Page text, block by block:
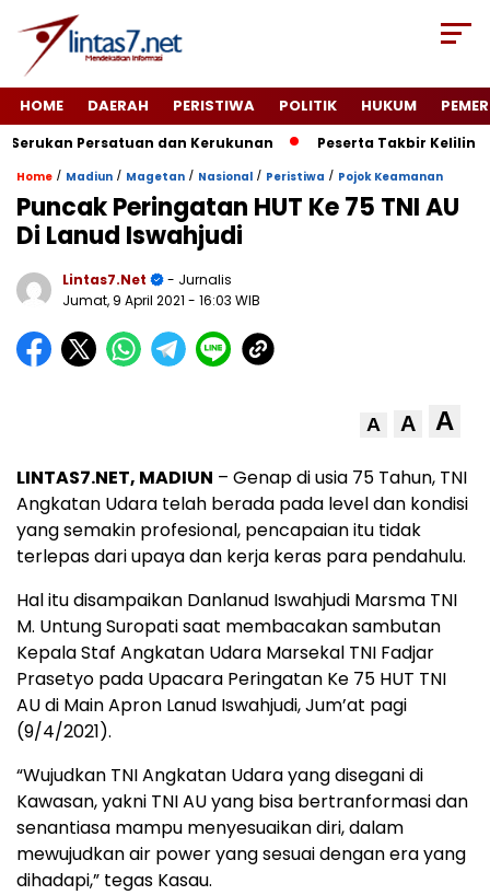
HOME DAERAH PERISTIWA POLITIK HUKUM
Persatuan dan Kerukunan Peserta Takbir Keliling
Home / Madiun / Magetan / Nasional / Peristiwa / Pojok Keamanan
Puncak Peringatan HUT Ke 75 TNI AU
Di Lanud Iswahjudi
Lintas7.net
- Jurnalis
Jumat, 9 April 2021 - 16:03 WIB
A A A
LINTAS7.NET, MADIUN – Genap di usia 75 Tahun, TNI
Angkatan Udara telah berada pada level dan kondisi
yang semakin profesional, pencapaian itu tidak
terlepas dari upaya dan kerja keras para pendahulu.
Hal itu disampaikan Danlanud Iswahjudi Marsma TNI
M. Untung Suropati saat membacakan sambutan
Kepala Staf Angkatan Udara Marsekal TNI Fadjar
Prasetyo pada Upacara Peringatan Ke 75 HUT TNI
AU di Main Apron Lanud Iswahjudi, Jum’at pagi
(9/4/2021).
“Wujudkan TNI Angkatan Udara yang disegani di
Kawasan, yakni TNI AU yang bisa bertranformasi dan
senantiasa mampu menyesuaikan diri, dalam
mewujudkan air power yang sesuai dengan era yang
dihadapi,” tegas Kasau.